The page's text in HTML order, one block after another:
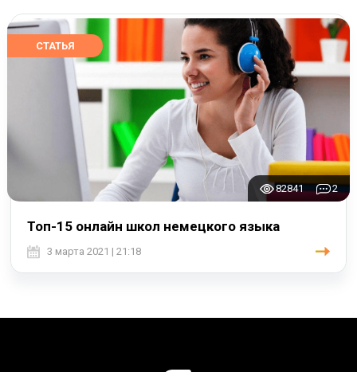
СТАТЬЯ
82841 2
Топ-15 онлайн школ немецкого языка
3 марта 2021 | 21:18